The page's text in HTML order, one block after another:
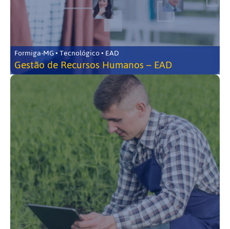
Formiga-MG • Tecnológico • EAD
Gestão de Recursos Humanos – EAD